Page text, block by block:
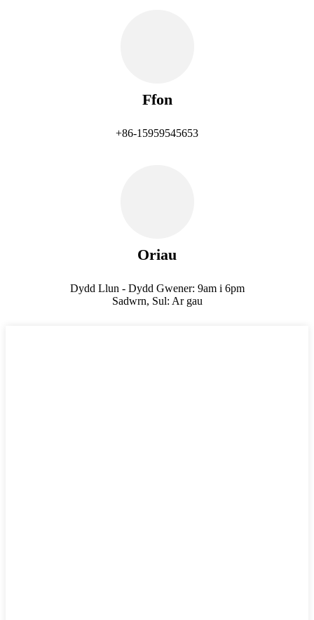
Ffon
+86-15959545653
Oriau
Dydd Llun - Dydd Gwener: 9am i 6pm
Sadwrn, Sul: Ar gau